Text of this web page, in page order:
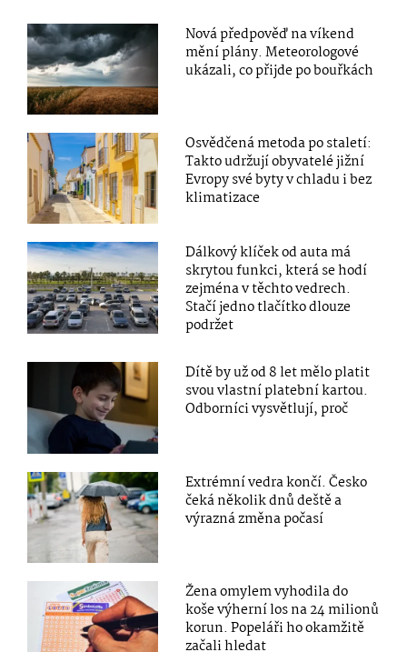
Nová předpověď na víkend
mění plány. Meteorologové
ukázali, co přijde po bouřkách
Osvědčená metoda po staletí:
Takto udržují obyvatelé jižní
Evropy své byty v chladu i bez
klimatizace
Dálkový klíček od auta má
skrytou funkci, která se hodí
zejména v těchto vedrech.
Stačí jedno tlačítko dlouze
podržet
Dítě by už od 8 let mělo platit
svou vlastní platební kartou.
Odborníci vysvětlují, proč
Extrémní vedra končí. Česko
čeká několik dnů deště a
výrazná změna počasí
Žena omylem vyhodila do
koše výherní los na 24 milionů
korun. Popeláři ho okamžitě
začali hledat